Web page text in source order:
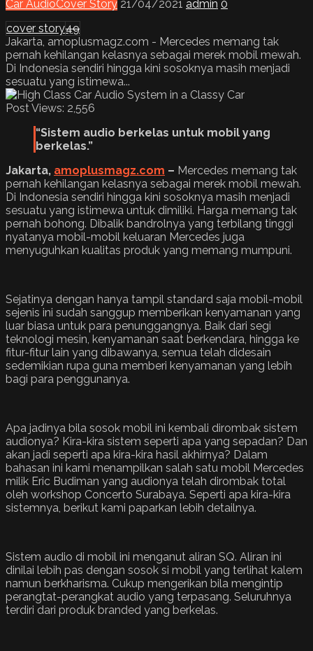
Car AudioCover Story 21/04/2021 admin 0
cover story49
Jakarta, amoplusmagz.com - Mercedes memang tak
pernah kehilangan kelasnya sebagai merek mobil mewah.
Di Indonesia sendiri hingga kini sosoknya masih menjadi
sesuatu yang istimewa...
Post Views: 2,556
“Sistem audio berkelas untuk mobil yang
berkelas.”
Jakarta, amoplusmagz.com – Mercedes memang tak
pernah kehilangan kelasnya sebagai merek mobil mewah.
Di Indonesia sendiri hingga kini sosoknya masih menjadi
sesuatu yang istimewa untuk dimiliki. Harga memang tak
pernah bohong. Dibalik bandrolnya yang terbilang tinggi
nyatanya mobil-mobil keluaran Mercedes juga
menyuguhkan kualitas produk yang memang mumpuni.
Sejatinya dengan hanya tampil standard saja mobil-mobil
sejenis ini sudah sanggup memberikan kenyamanan yang
luar biasa untuk para penunggangnya. Baik dari segi
teknologi mesin, kenyamanan saat berkendara, hingga ke
fitur-fitur lain yang dibawanya, semua telah didesain
sedemikian rupa guna memberi kenyamanan yang lebih
bagi para penggunanya.
Apa jadinya bila sosok mobil ini kembali dirombak sistem
audionya? Kira-kira sistem seperti apa yang sepadan? Dan
akan jadi seperti apa kira-kira hasil akhirnya? Dalam
bahasan ini kami menampilkan salah satu mobil Mercedes
milik Eric Budiman yang audionya telah dirombak total
oleh workshop Concerto Surabaya. Seperti apa kira-kira
sistemnya, berikut kami paparkan lebih detailnya.
Sistem audio di mobil ini menganut aliran SQ. Aliran ini
dinilai lebih pas dengan sosok si mobil yang terlihat kalem
namun berkharisma. Cukup mengerikan bila mengintip
perangtat-perangkat audio yang terpasang. Seluruhnya
terdiri dari produk branded yang berkelas.